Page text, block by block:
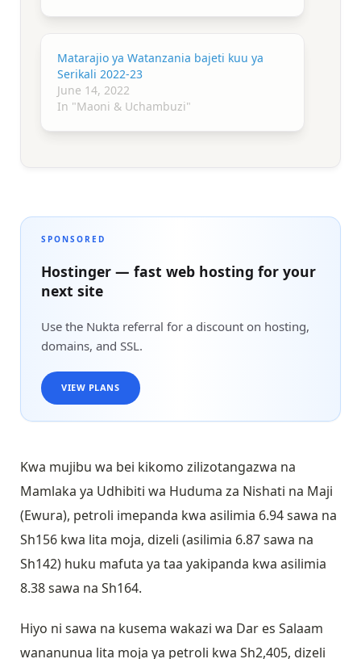
Matarajio ya Watanzania bajeti kuu ya
Serikali 2022-23
June 14, 2022
In "Maoni & Uchambuzi"
SPONSORED
Hostinger — fast web hosting for your
next site
Use the Nukta referral for a discount on hosting,
domains, and SSL.
VIEW PLANS
Kwa mujibu wa bei kikomo zilizotangazwa na
Mamlaka ya Udhibiti wa Huduma za Nishati na Maji
(Ewura), petroli imepanda kwa asilimia 6.94 sawa na
Sh156 kwa lita moja, dizeli (asilimia 6.87 sawa na
Sh142) huku mafuta ya taa yakipanda kwa asilimia
8.38 sawa na Sh164.
Hiyo ni sawa na kusema wakazi wa Dar es Salaam
wananunua lita moja ya petroli kwa Sh2,405, dizeli